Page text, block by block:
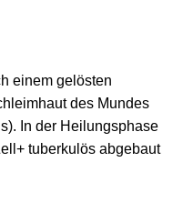
einem gelösten
des Mundes
In der Heilungsphase
tuberkulös abgebaut